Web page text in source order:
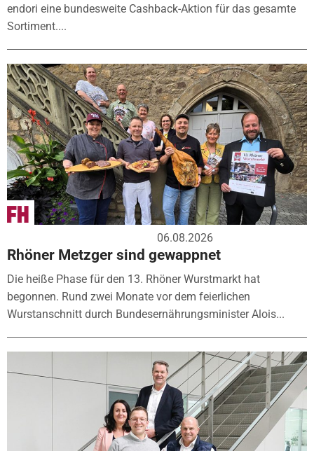
endori eine bundesweite Cashback-Aktion für das gesamte
Sortiment....
06.08.2026
Rhöner Metzger sind gewappnet
Die heiße Phase für den 13. Rhöner Wurstmarkt hat
begonnen. Rund zwei Monate vor dem feierlichen
Wurstanschnitt durch Bundesernährungsminister Alois...